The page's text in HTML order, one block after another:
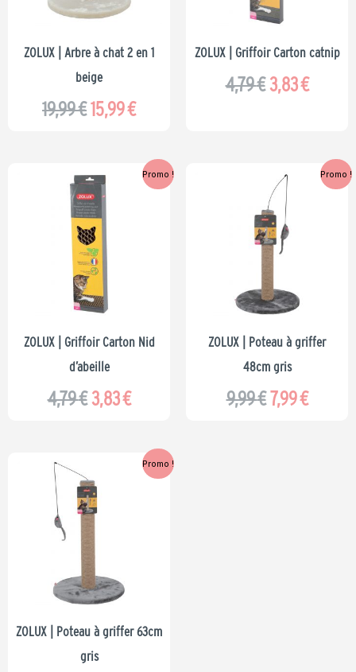
ZOLUX | Arbre à chat 2 en 1
beige
19,99€15,99€
ZOLUX | Griffoir Carton catnip
4,79€ 3,83€
Promo !
ZOLUX | Griffoir Carton Nid
d’abeille
4,79€
Le
prix
initial
était :
4,79 €.
3,83€
Le
Promo !
ZOLUX | Poteau à griffer
48cm gris
9,99€
Le
prix
initial
était :
7,99€
Le
Promo !
ZOLUX | Poteau à griffer 63cm
gris
prix
initial
était :
13,19 €.
Le